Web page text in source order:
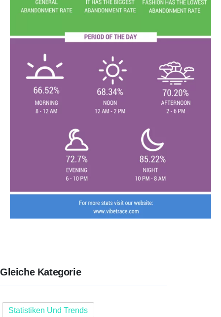
Gleiche Kategorie
Statistiken Und Trends